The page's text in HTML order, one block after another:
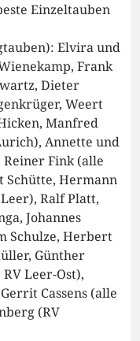
Einzeltauben
Elvira und
Frank
Dieter
Weert
Manfred
Annette und
Fink (alle
Schütte, Hermann
Ralf Platt,
Johannes
Schulze, Herbert
Günther
Leer-Ost),
Cassens (alle
(RV